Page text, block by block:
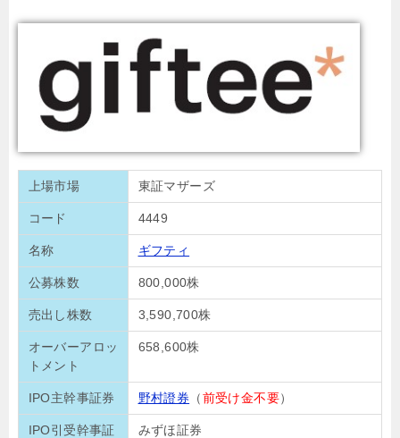
上場市場 東証マザーズ
コード 4449
名称 ギフティ
公募株数 800,000株
売出し株数 3,590,700株
オーバーアロッ
トメント
658,600株
IPO主幹事証券 野村證券 （前受け金不要）
IPO引受幹事証
みずほ証券